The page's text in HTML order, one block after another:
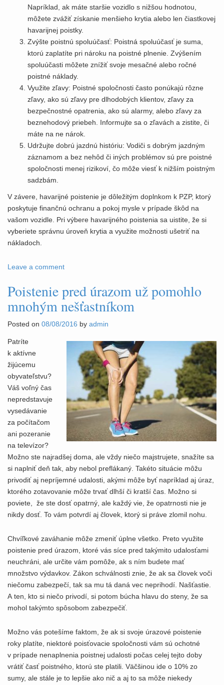
Napríklad, ak máte staršie vozidlo s nižšou hodnotou,
môžete zvážiť získanie menšieho krytia alebo len čiastkovej
havarijnej poistky.
Zvýšte poistnú spoluúčasť: Poistná spoluúčasť je suma,
ktorú zaplatíte pri nároku na poistné plnenie. Zvýšením
spoluúčasti môžete znížiť svoje mesačné alebo ročné
poistné náklady.
Využite zľavy: Poistné spoločnosti často ponúkajú rôzne
zľavy, ako sú zľavy pre dlhodobých klientov, zľavy za
bezpečnostné opatrenia, ako sú alarmy, alebo zľavy za
beznehodový priebeh. Informujte sa o zľavách a zistite, či
máte na ne nárok.
Udržujte dobrú jazdnú históriu: Vodiči s dobrým jazdným
záznamom a bez nehôd či iných problémov sú pre poistné
spoločnosti menej rizikoví, čo môže viesť k nižším poistným
sadzbám.
V závere, havarijné poistenie je dôležitým doplnkom k PZP, ktorý
poskytuje finančnú ochranu a pokoj mysle v prípade škôd na
vašom vozidle. Pri výbere havarijného poistenia sa uistite, že si
vyberiete správnu úroveň krytia a využite možnosti ušetriť na
nákladoch.
Leave a comment
Poistenie pred úrazom už pomohlo
mnohým nešťastníkom
Posted on 08/08/2016 by admin
Patríte
k aktívne
žijúcemu
obyvateľstvu?
Váš voľný čas
nepredstavuje
vysedávanie
za počítačom
ani pozeranie
na televízor?
Možno ste najradšej doma, ale vždy niečo majstrujete, snažíte sa
si naplniť deň tak, aby nebol preflákaný. Takéto situácie môžu
privodiť aj nepríjemné udalosti, akými môže byť napríklad aj úraz,
ktorého zotavovanie môže trvať dlhší či kratší čas. Možno si
poviete, že ste dosť opatrný, ale každý vie, že opatrnosti nie je
nikdy dosť. To vám potvrdí aj človek, ktorý si práve zlomil nohu.
Chvíľkové zaváhanie môže zmeniť úplne všetko. Preto využite
poistenie pred úrazom, ktoré vás síce pred takýmito udalosťami
neuchráni, ale určite vám pomôže, ak s ním budete mať
množstvo výdavkov. Zákon schválnosti znie, že ak sa človek voči
niečomu zabezpečí, tak sa mu tá daná vec neprihodí. Našťastie.
A ten, kto si niečo privodí, si potom búcha hlavu do steny, že sa
mohol takýmto spôsobom zabezpečiť.
Možno vás potešíme faktom, že ak si svoje úrazové poistenie
roky platíte, niektoré poisťovacie spoločnosti vám sú ochotné
v prípade nenaplnenia poistnej udalosti počas celej tejto doby
vrátiť časť poistného, ktorú ste platili. Väčšinou ide o 10% zo
sumy, ale stále je to lepšie ako nič a aj to sa môže niekedy